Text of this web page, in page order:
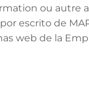
ou autre
escrito de
web de la